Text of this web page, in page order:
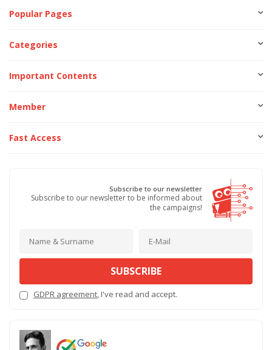
Popular Pages
Categories
Important Contents
Member
Fast Access
Subscribe to our newsletter
Subscribe to our newsletter to be informed about
the campaigns!
SUBSCRIBE
GDPR agreement, I've read and accept.